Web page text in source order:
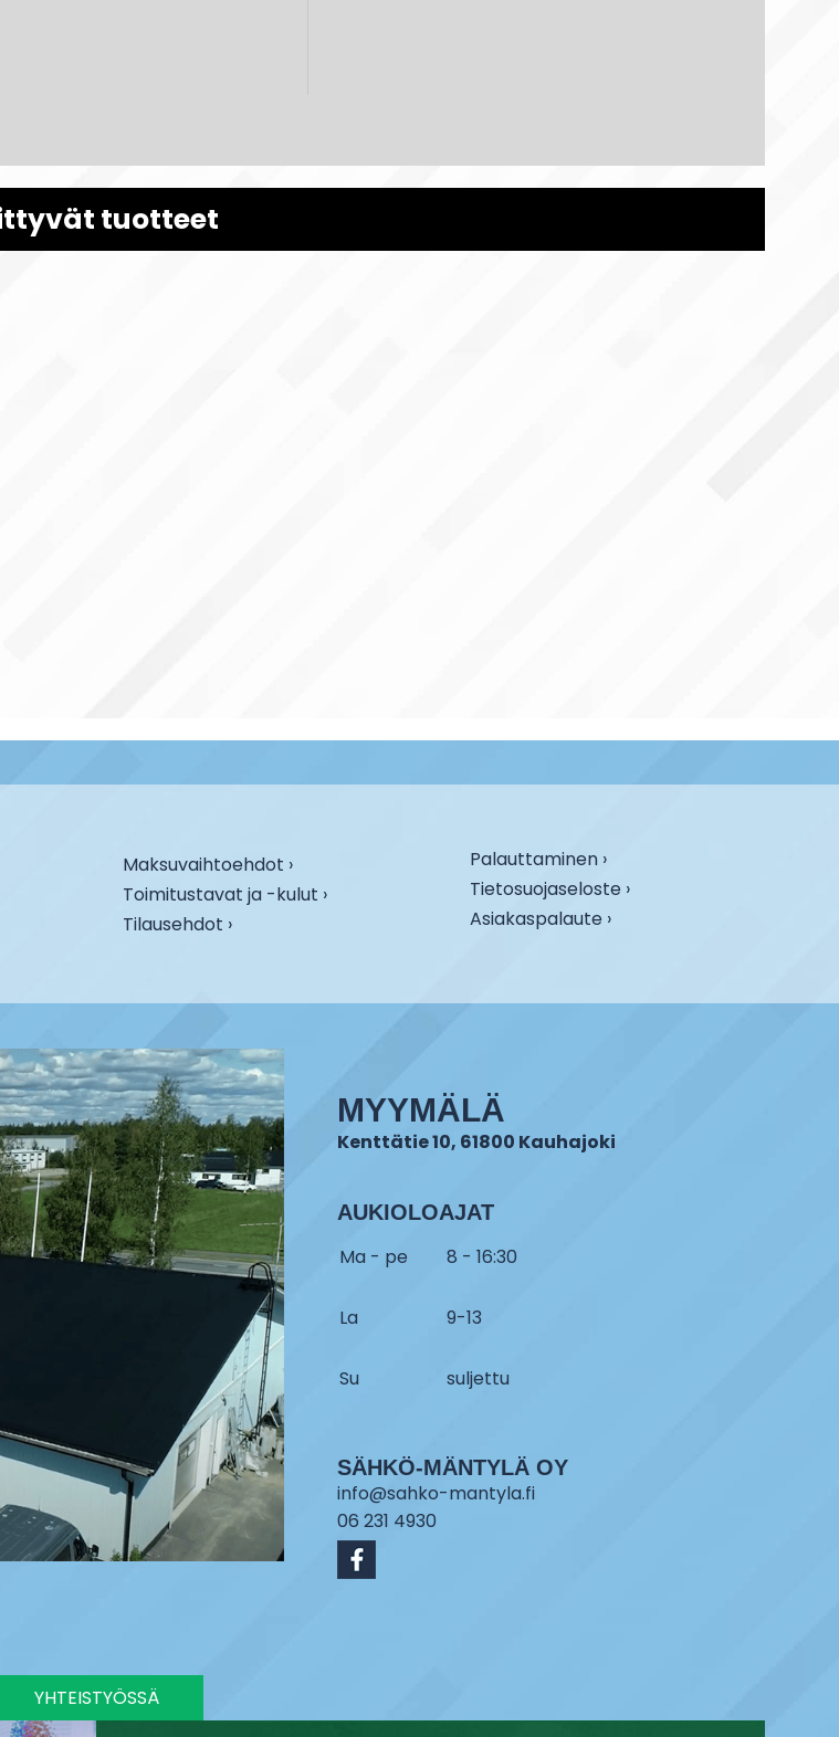
tuotteet
Maksuvaihtoehdot ›
Toimitustavat ja -kulut ›
Tilausehdot ›
Palauttaminen ›
Tietosuojaseloste ›
Asiakaspalaute ›
MYYMÄLÄ
Kenttätie 10, 61800 Kauhajoki
AUKIOLOAJAT
Ma - pe 8 - 16:30
La 9-13
Su suljettu
SÄHKÖ-MÄNTYLÄ OY
info@sahko-mantyla.fi
06 231 4930
YHTEISTYÖSSÄ